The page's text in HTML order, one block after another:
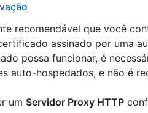
recomendável que você
assinado por uma
possa funcionar, é
auto-hospedados, e não é
um Servidor Proxy HTTP